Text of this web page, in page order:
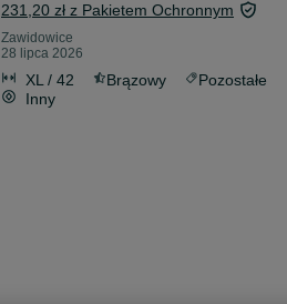
231,20 zł z Pakietem Ochronnym
Zawidowice
28 lipca 2026
XL / 42 Brązowy
Pozostałe
Inny